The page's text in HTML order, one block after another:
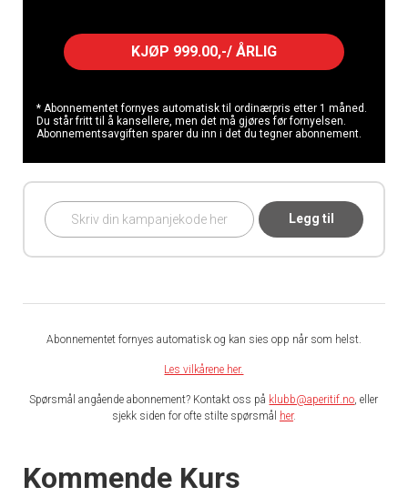
KJØP 999.00,-/ ÅRLIG
* Abonnementet fornyes automatisk til ordinærpris etter 1 måned.
Du står fritt til å kansellere, men det må gjøres før fornyelsen.
Abonnementsavgiften sparer du inn i det du tegner abonnement.
Legg til
Abonnementet fornyes automatisk og kan sies opp når som helst.
Les vilkårene her.
Spørsmål angående abonnement? Kontakt oss på klubb@aperitif.no, eller
sjekk siden for ofte stilte spørsmål her.
Events
Kommende Kurs